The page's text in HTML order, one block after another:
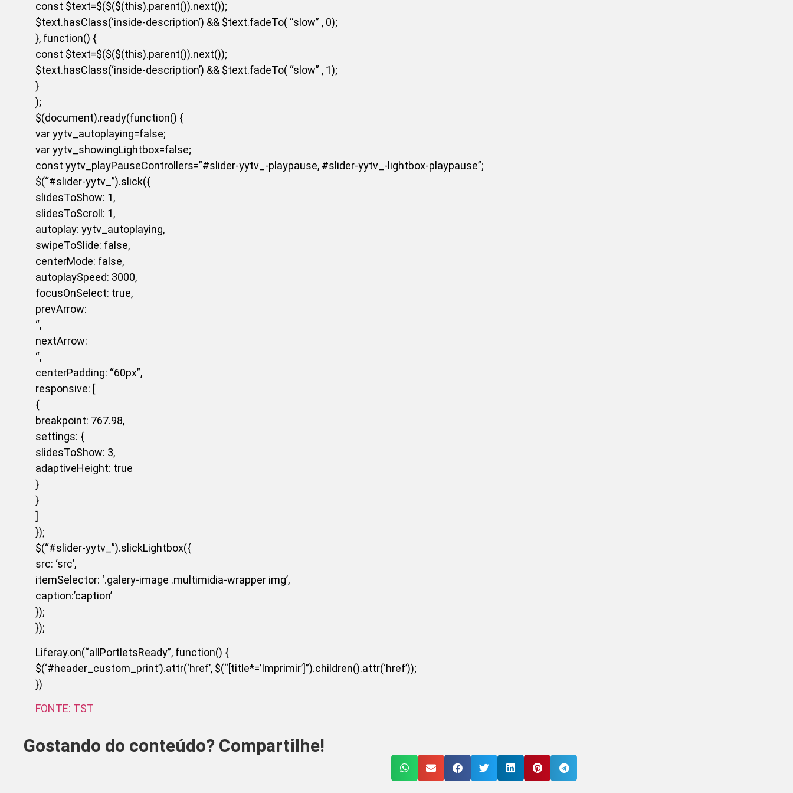
const $text=$($($(this).parent()).next());
$text.hasClass(‘inside-description’) && $text.fadeTo( “slow” , 0);
}, function() {
const $text=$($($(this).parent()).next());
$text.hasClass(‘inside-description’) && $text.fadeTo( “slow” , 1);
}
);
$(document).ready(function() {
var yytv_autoplaying=false;
var yytv_showingLightbox=false;
const yytv_playPauseControllers=”#slider-yytv_-playpause, #slider-yytv_-lightbox-playpause”;
$(“#slider-yytv_”).slick({
slidesToShow: 1,
slidesToScroll: 1,
autoplay: yytv_autoplaying,
swipeToSlide: false,
centerMode: false,
autoplaySpeed: 3000,
focusOnSelect: true,
prevArrow:
‘‘,
nextArrow:
‘‘,
centerPadding: “60px”,
responsive: [
{
breakpoint: 767.98,
settings: {
slidesToShow: 3,
adaptiveHeight: true
}
}
]
});
$(“#slider-yytv_”).slickLightbox({
src: ‘src’,
itemSelector: ‘.galery-image .multimidia-wrapper img’,
caption:’caption’
});
});
Liferay.on(“allPortletsReady”, function() {
$(‘#header_custom_print’).attr(‘href’, $(“[title*=’Imprimir’]”).children().attr(‘href’));
})
FONTE: TST
Gostando do conteúdo? Compartilhe!